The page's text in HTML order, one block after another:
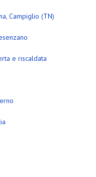
Campiglio (TN)
e riscaldata